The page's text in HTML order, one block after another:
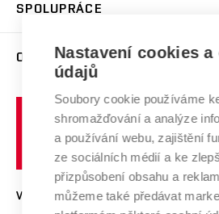
Celoživotní vzdělávání
E-přihláška
Závěrečné práce
Doktorské studium
Studium bez bariér
Podpora podnikání
Mezinárodní vědecká rada
Systém zajišťování kvality výzkumu
Výzkumné infrastruktury
Transfer znalostí
Open Science
Projekty
SPOLUPRÁCE
Zahraniční spolupráce
Spolupráce se školami
Služby univerzity
Mezinárodní dohody
Univerzitní sítě
O UNIVERZITĚ
Profil univerzity
Udržitelná univerzita
Podnikavá univerzita / ContriBUTe
Bezpečná univerzita
Vyznamenání
VYSOKÉ UČENÍ TECHNICKÉ V BRNĚ
Nastavení cookies
údajů
Soubory cookie používáme
shromažďování a analýze
a používání webu, zajištění
ze sociálních médií a ke
přizpůsobení obsahu a
můžeme také předávat